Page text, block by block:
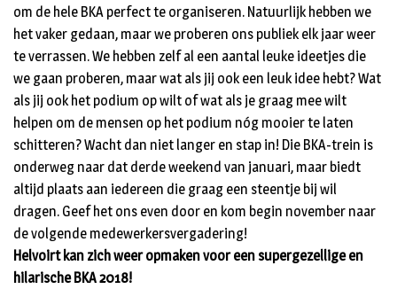
om de hele BKA perfect te organiseren. Natuurlijk hebben we
het vaker gedaan, maar we proberen ons publiek elk jaar weer
te verrassen. We hebben zelf al een aantal leuke ideetjes die
we gaan proberen, maar wat als jij ook een leuk idee hebt? Wat
als jij ook het podium op wilt of wat als je graag mee wilt
helpen om de mensen op het podium nóg mooier te laten
schitteren? Wacht dan niet langer en stap in! Die BKA-trein is
onderweg naar dat derde weekend van januari, maar biedt
altijd plaats aan iedereen die graag een steentje bij wil
dragen. Geef het ons even door en kom begin november naar
de volgende medewerkersvergadering!
Helvoirt kan zich weer opmaken voor een supergezellige en
hilarische BKA 2018!